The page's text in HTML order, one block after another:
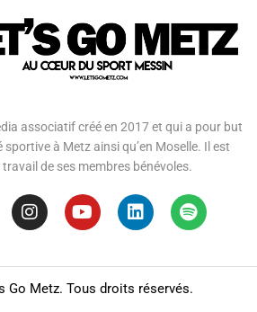
associatif créé en 2017 et qui a pour but
sportive à Metz ainsi qu’en Moselle. Il est
de ses membres bénévoles.
Go Metz. Tous droits réservés.